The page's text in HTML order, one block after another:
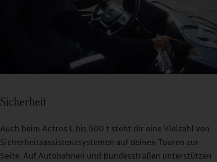
Sicherheit
Auch beim Actros L bis 500 t steht dir eine Vielzahl von
Sicherheitsassistenzsystemen auf deinen Touren zur
Seite. Auf Autobahnen und Bundesstraßen unterstützen